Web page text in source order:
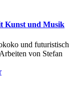
Kunst und Musik
und futuristisch
von Stefan